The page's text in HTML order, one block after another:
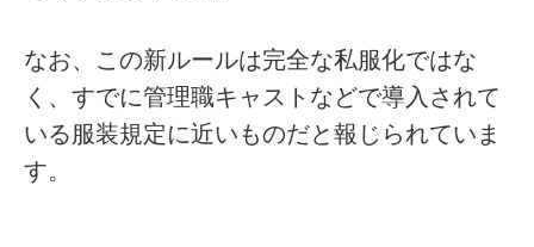
なお、この新ルールは完全な私服化ではな
く、すでに管理職キャストなどで導入されて
いる服装規定に近いものだと報じられていま
す。